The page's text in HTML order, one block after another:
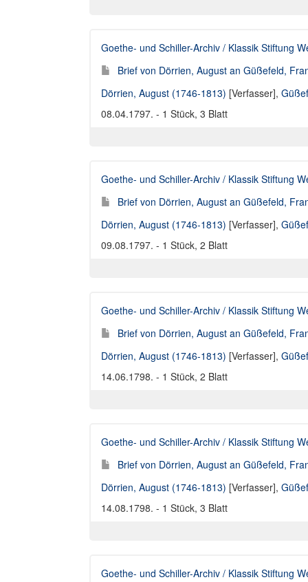
Goethe- und Schiller-Archiv / Klassik Stiftung
Brief von Dörrien, August an Güßefeld,
Dörrien, August (1746-1813) [Verfasser],
08.04.1797. - 1 Stück, 3 Blatt
Goethe- und Schiller-Archiv / Klassik Stiftung
Brief von Dörrien, August an Güßefeld,
Dörrien, August (1746-1813) [Verfasser],
09.08.1797. - 1 Stück, 2 Blatt
Goethe- und Schiller-Archiv / Klassik Stiftung
Brief von Dörrien, August an Güßefeld,
Dörrien, August (1746-1813) [Verfasser],
14.06.1798. - 1 Stück, 2 Blatt
Goethe- und Schiller-Archiv / Klassik Stiftung
Brief von Dörrien, August an Güßefeld,
Dörrien, August (1746-1813) [Verfasser],
14.08.1798. - 1 Stück, 3 Blatt
Goethe- und Schiller-Archiv / Klassik Stiftung